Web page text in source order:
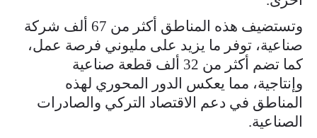
وتستضيف هذه المناطق أكثر من 67 ألف شركة
صناعية، توفر ما يزيد على مليوني فرصة عمل،
كما تضم أكثر من 32 ألف قطعة صناعية
وإنتاجية، مما يعكس الدور المحوري لهذه
المناطق في دعم الاقتصاد التركي والصادرات
الصناعية.